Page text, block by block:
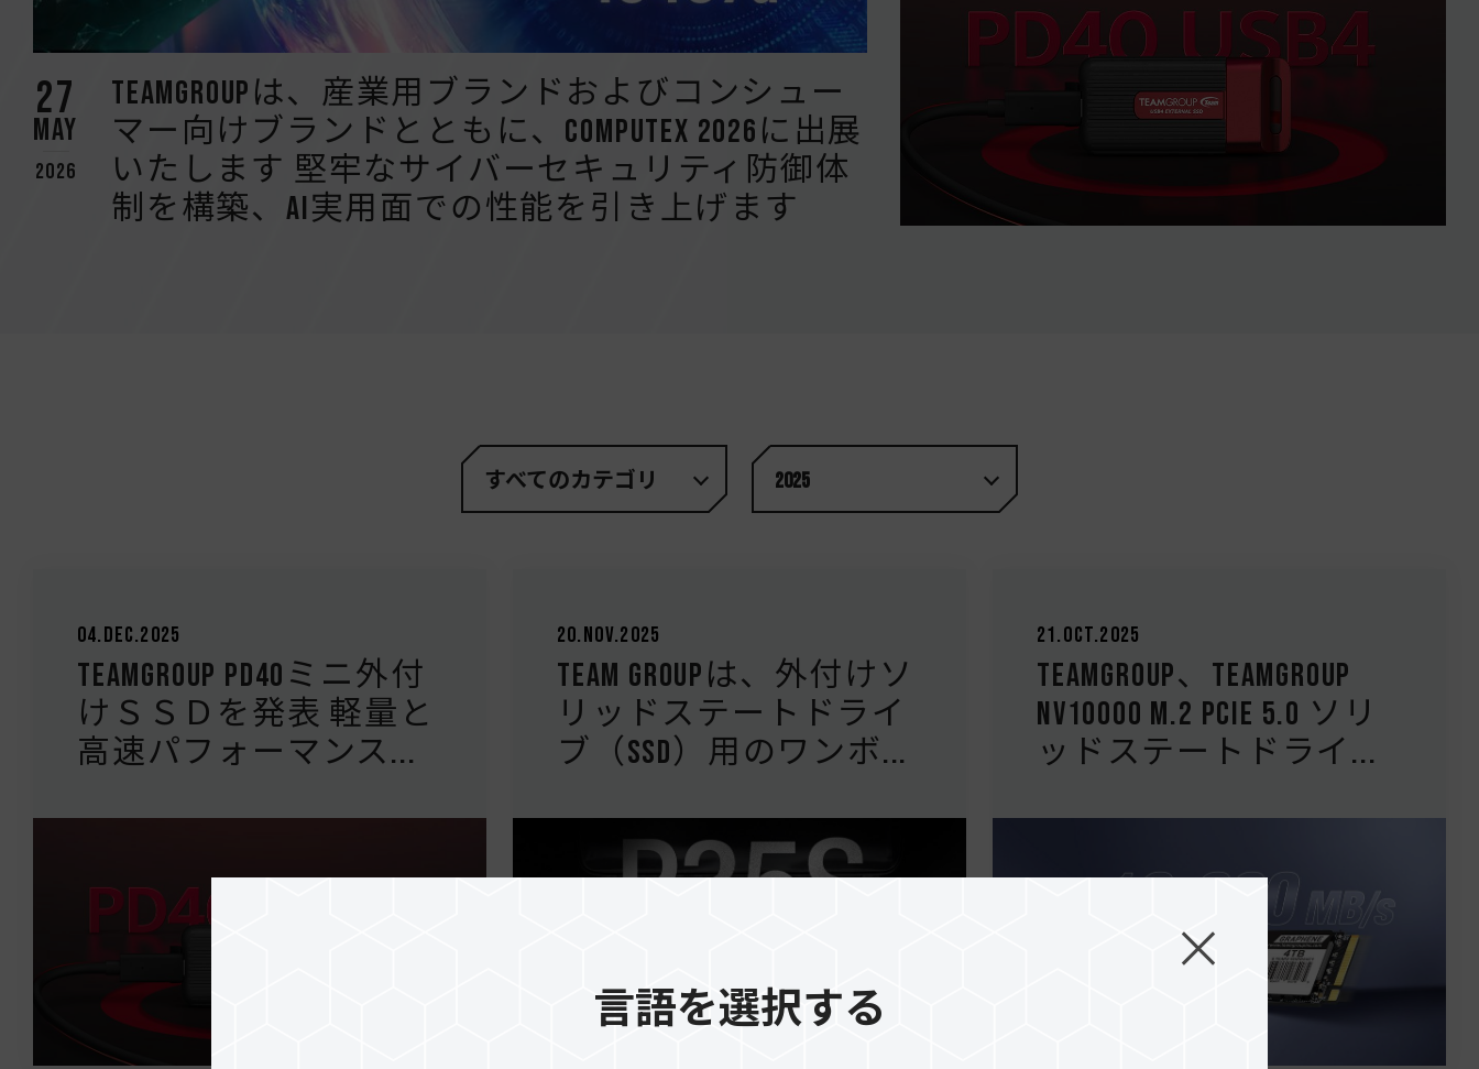
27
May
2026
TEAMGROUPは、産業用ブランドおよびコンシュー
マー向けブランドとともに、COMPUTEX 2026に出展
いたします 堅牢なサイバーセキュリティ防御体
制を構築、AI実用面での性能を引き上げます
すべてのカテゴリ 2025
04.Dec.2025
TEAMGROUP PD40ミニ外付
けＳＳＤを発表 軽量と
高速パフォーマンス...
20.Nov.2025
Team Groupは、外付けソ
リッドステートドライ
ブ（SSD）用のワンボ...
21.Oct.2025
TEAMGROUP、TEAMGROUP
NV10000 M.2 PCIe 5.0 ソリ
ッドステートドライ...
言語を選択する